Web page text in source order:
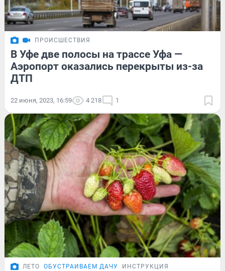
ПРОИСШЕСТВИЯ
В Уфе две полосы на трассе Уфа —
Аэропорт оказались перекрыты из-за
ДТП
22 июня, 2023, 16:59 4 218 1
ЛЕТО ОБУСТРАИВАЕМ ДАЧУ ИНСТРУКЦИЯ